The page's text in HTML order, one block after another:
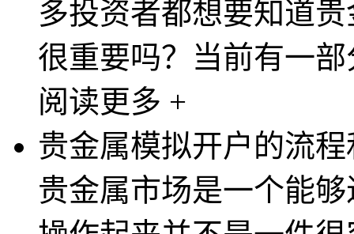
多投资者都想要知道
很重要吗？当前有一
阅读更多 +
贵金属模拟开户的流
贵金属市场是一个能